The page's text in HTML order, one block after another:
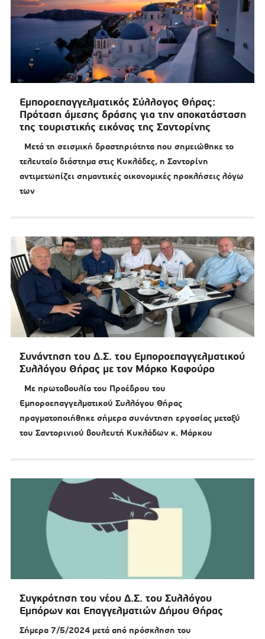
Εμποροεπαγγελματικός Σύλλογος Θήρας:
Πρόταση άμεσης δράσης για την αποκατάσταση
της τουριστικής εικόνας της Σαντορίνης
Μετά τη σεισμική δραστηριότητα που σημειώθηκε το
τελευταίο διάστημα στις Κυκλάδες, η Σαντορίνη
αντιμετωπίζει σημαντικές οικονομικές προκλήσεις λόγω
των
Συνάντηση του Δ.Σ. του Εμποροεπαγγελματικού
Συλλόγου Θήρας με τον Μάρκο Καφούρο
Με πρωτοβουλία του Προέδρου του
Εμποροεπαγγελματικού Συλλόγου Θήρας
πραγματοποιήθηκε σήμερα συνάντηση εργασίας μεταξύ
του Σαντορινιού βουλευτή Κυκλάδων κ. Μάρκου
Συγκρότηση του νέου Δ.Σ. του Συλλόγου
Εμπόρων και Επαγγελματιών Δήμου Θήρας
Σήμερα 7/5/2024 μετά από πρόσκληση του